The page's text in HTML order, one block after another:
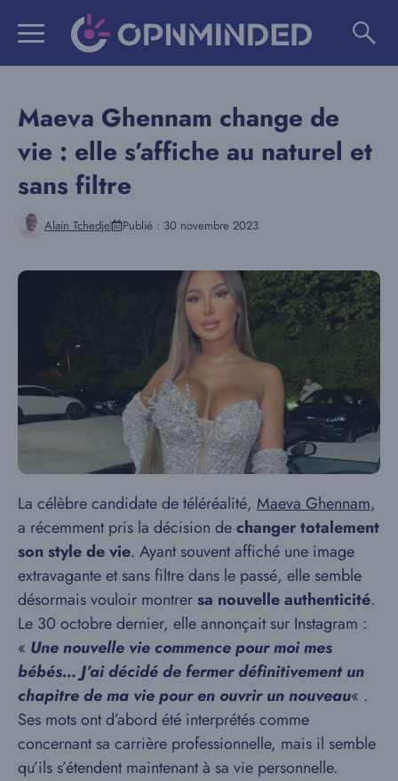
Maeva Ghennam change de
vie : elle s’affiche au naturel et
sans filtre
Alain Tchedje Publié : 30 novembre 2023
La célèbre candidate de téléréalité, Maeva Ghennam,
a récemment pris la décision dechanger totalement
son style de vie. Ayant souvent affiché une image
extravagante et sans filtre dans le passé, elle semble
désormais vouloir montrersa nouvelle authenticité.
Le 30 octobre dernier, elle annonçait sur Instagram :
« Une nouvelle vie commence pour moi mes
bébés… J’ai décidé de fermer définitivement un
chapitre de ma vie pour en ouvrir un nouveau« .
Ses mots ont d’abord été interprétés comme
concernant sa carrière professionnelle, mais il semble
qu’ils s’étendent maintenant à sa vie personnelle.